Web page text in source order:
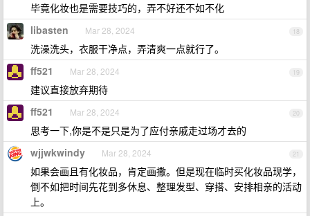
毕竟化妆也是需要技巧的，弄不好还不如不化
18
libasten Mar 28, 2024
洗澡洗头，衣服干净点，弄清爽一点就行了。
19
ff521 Mar 28, 2024
建议直接放弃期待
20
ff521 Mar 28, 2024
思考一下,你是不是只是为了应付亲戚走过场才去的
21
wjjwkwindy Mar 28, 2024
如果会画且有化妆品，肯定画撒。但是现在临时买化妆品现学，
倒不如把时间先花到多休息、整理发型、穿搭、安排相亲的活动
上。